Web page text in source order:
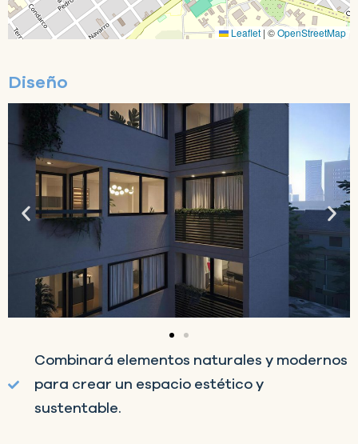
Leaflet | ©OpenStreetMap
Diseño
Combinará elementos naturales y modernos
para crear un espacio estético y
sustentable.